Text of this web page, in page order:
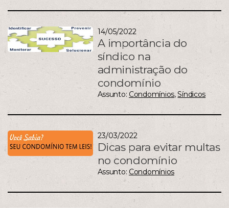
14/05/2022
A importância do
síndico na
administração do
condomínio
Assunto: Condomínios,Síndicos
23/03/2022
Dicas para evitar multas
no condomínio
Assunto: Condomínios